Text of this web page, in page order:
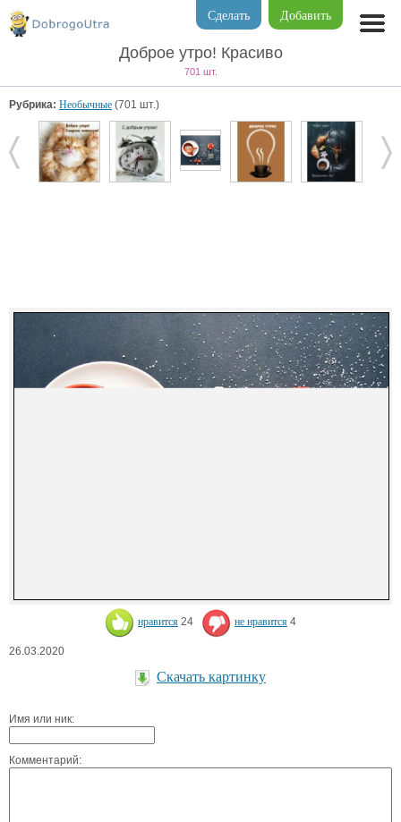
Добавить
Сделать
Доброе утро! Красиво
701 шт.
Рубрика: Необычные (701 шт.)
нравится 24 не нравится 4
26.03.2020
Скачать картинку
Имя или ник:
Комментарий: